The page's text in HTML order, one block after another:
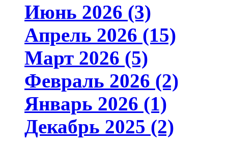
Июнь 2026 (3)
Апрель 2026 (15)
Март 2026 (5)
Февраль 2026 (2)
Январь 2026 (1)
Декабрь 2025 (2)